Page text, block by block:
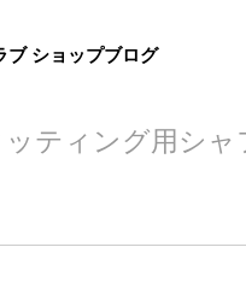
ブ ショップブログ
ティング用シャ